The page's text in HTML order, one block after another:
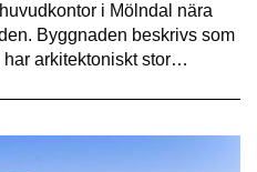
i Mölndal nära
Byggnaden beskrivs som
arkitektoniskt stor…